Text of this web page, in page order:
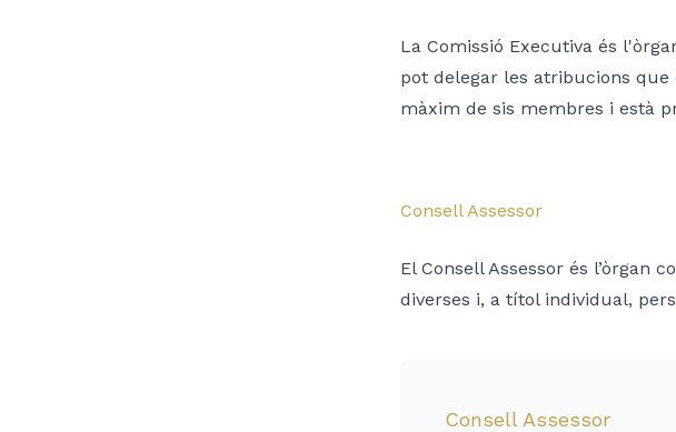
La Comissió Executiva és
pot delegar les atribucions
màxim de sis membres i està
Consell Assessor
El Consell Assessor és
diverses i, a títol individual,
Consell Assessor